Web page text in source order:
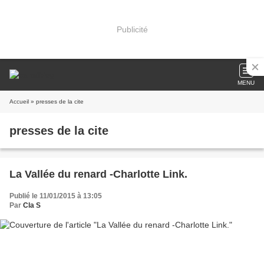
Publicité
MENU
Accueil » presses de la cite
presses de la cite
La Vallée du renard -Charlotte Link.
Publié le 11/01/2015 à 13:05
Par Cla S